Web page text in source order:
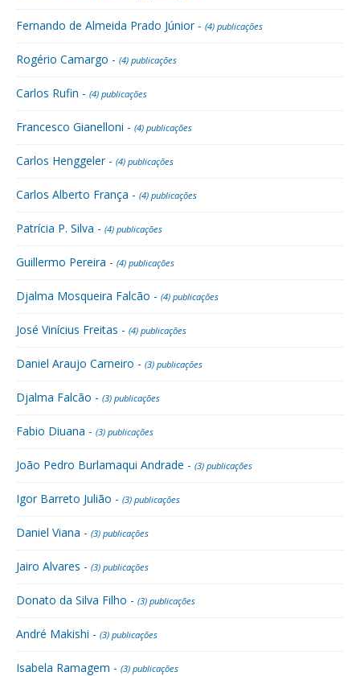
Fernando de Almeida Prado Júnior - (4) publicações
Rogério Camargo - (4) publicações
Carlos Rufin - (4) publicações
Francesco Gianelloni - (4) publicações
Carlos Henggeler - (4) publicações
Carlos Alberto França - (4) publicações
Patrícia P. Silva - (4) publicações
Guillermo Pereira - (4) publicações
Djalma Mosqueira Falcão - (4) publicações
José Vinícius Freitas - (4) publicações
Daniel Araujo Carneiro - (3) publicações
Djalma Falcão - (3) publicações
Fabio Diuana - (3) publicações
João Pedro Burlamaqui Andrade - (3) publicações
Igor Barreto Julião - (3) publicações
Daniel Viana - (3) publicações
Jairo Alvares - (3) publicações
Donato da Silva Filho - (3) publicações
André Makishi - (3) publicações
Isabela Ramagem - (3) publicações